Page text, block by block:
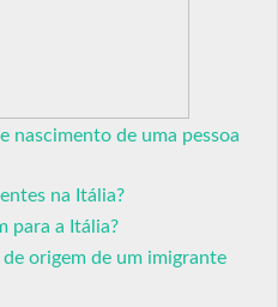
nascimento de uma pessoa
na Itália?
para a Itália?
origem de um imigrante